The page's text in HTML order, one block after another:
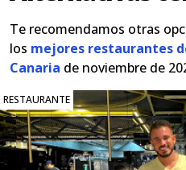
Te recomendamos otras
los mejores restaurantes
Canaria de noviembre de
RESTAURANTE